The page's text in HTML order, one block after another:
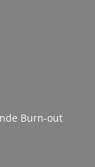
Burn-out